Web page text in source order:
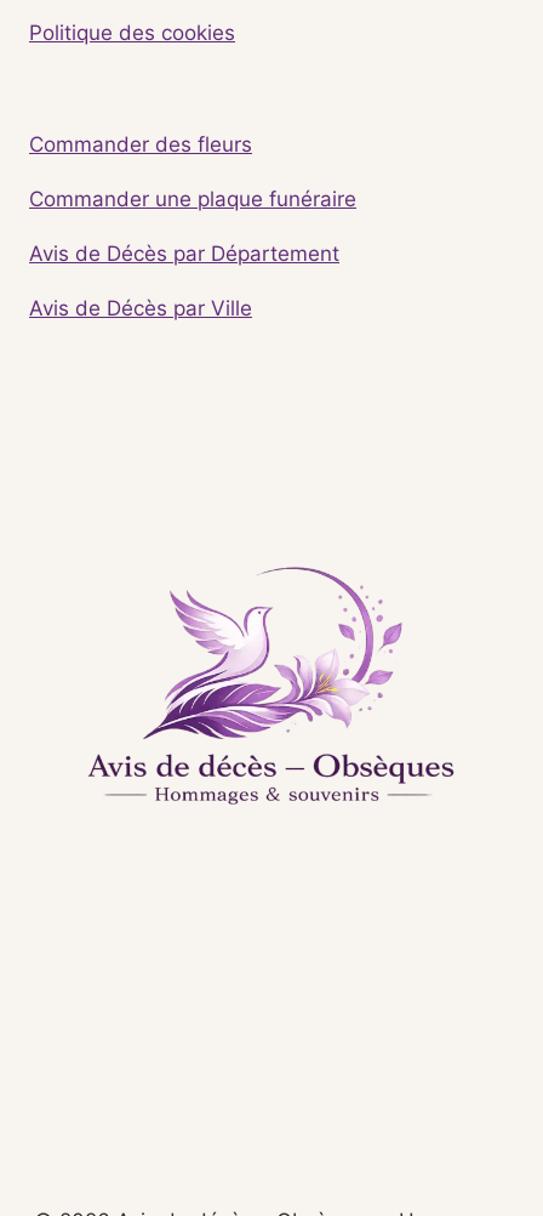
Politique des cookies
Commander des fleurs
Commander une plaque funéraire
Avis de Décès par Département
Avis de Décès par Ville